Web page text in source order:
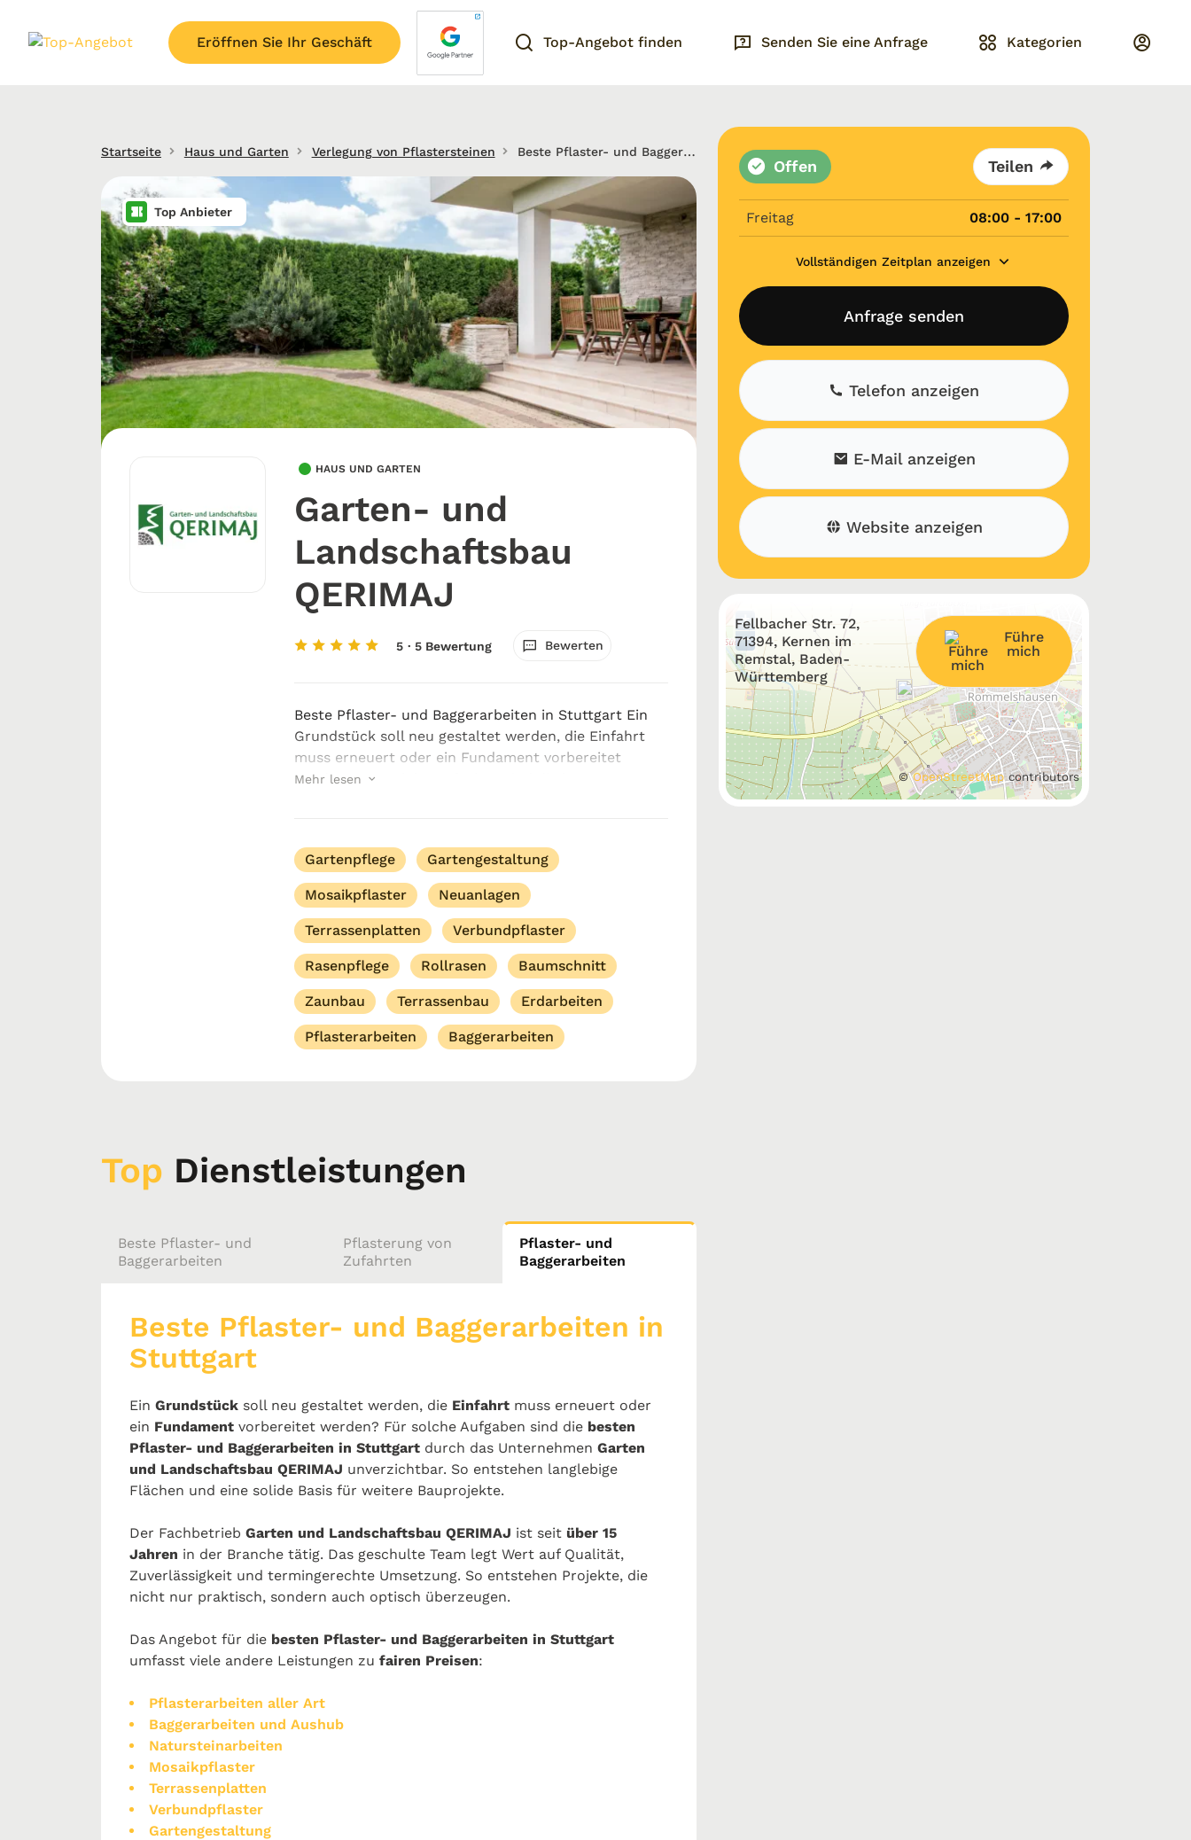
Eröffnen Sie Ihr Geschäft Top-Angebot finden Senden Sie eine Anfrage Kategorien
Startseite Haus und Garten Verlegung von Pflastersteinen Beste Pflaster- und Baggerarbeiten in Stuttgart
Top Anbieter
HAUS UND GARTEN
Garten- und
Landschaftsbau
QERIMAJ
5 · 5 Bewertung Bewerten
Beste Pflaster- und Baggerarbeiten in Stuttgart Ein
Grundstück soll neu gestaltet werden, die Einfahrt
muss erneuert oder ein Fundament vorbereitet
werden? Für solche Aufgaben sind die besten
Mehr lesen
Gartenpflege Gartengestaltung
Mosaikpflaster Neuanlagen
Terrassenplatten Verbundpflaster
Rasenpflege Rollrasen Baumschnitt
Zaunbau Terrassenbau Erdarbeiten
Pflasterarbeiten Baggerarbeiten
Offen Teilen
Freitag 08:00 - 17:00
Vollständigen Zeitplan anzeigen
Anfrage senden
Telefon anzeigen
E-Mail anzeigen
Website anzeigen
+
−
©OpenStreetMapcontributors
Fellbacher Str. 72,
71394, Kernen im
Remstal, Baden-
Württemberg
Führe
mich
Top Dienstleistungen
Beste Pflaster- und
Baggerarbeiten
Pflasterung von
Zufahrten
Pflaster- und
Baggerarbeiten
Beste Pflaster- und Baggerarbeiten in
Stuttgart
Ein Grundstück soll neu gestaltet werden, die Einfahrt muss erneuert oder
ein Fundament vorbereitet werden? Für solche Aufgaben sind die besten
Pflaster- und Baggerarbeiten in Stuttgart durch das Unternehmen Garten
und Landschaftsbau QERIMAJ unverzichtbar. So entstehen langlebige
Flächen und eine solide Basis für weitere Bauprojekte.
Der Fachbetrieb Garten und Landschaftsbau QERIMAJ ist seit über 15
Jahren in der Branche tätig. Das geschulte Team legt Wert auf Qualität,
Zuverlässigkeit und termingerechte Umsetzung. So entstehen Projekte, die
nicht nur praktisch, sondern auch optisch überzeugen.
Das Angebot für die besten Pflaster- und Baggerarbeiten in Stuttgart
umfasst viele andere Leistungen zu fairen Preisen:
Pflasterarbeiten aller Art
Baggerarbeiten und Aushub
Natursteinarbeiten
Mosaikpflaster
Terrassenplatten
Verbundpflaster
Gartengestaltung